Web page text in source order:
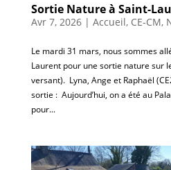
Sortie Nature à Saint-
Avr 7, 2026| Accueil, CE-CM,
Le mardi 31 mars, nous sommes
Laurent pour une sortie nature sur
versant). Lyna, Ange et Raphaël
sortie : Aujourd’hui, on a été au
pour...